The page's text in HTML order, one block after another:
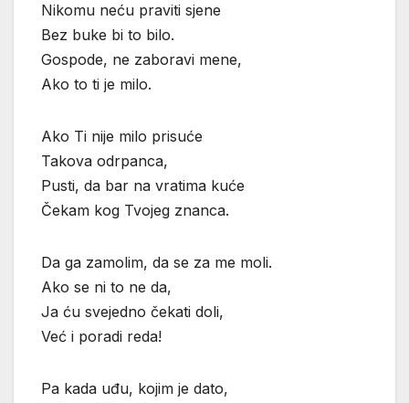
Nikomu neću praviti sjene
Bez buke bi to bilo.
Gospode, ne zaboravi mene,
Ako to ti je milo.
Ako Ti nije milo prisuće
Takova odrpanca,
Pusti, da bar na vratima kuće
Čekam kog Tvojeg znanca.
Da ga zamolim, da se za me moli.
Ako se ni to ne da,
Ja ću svejedno čekati doli,
Već i poradi reda!
Pa kada uđu, kojim je dato,